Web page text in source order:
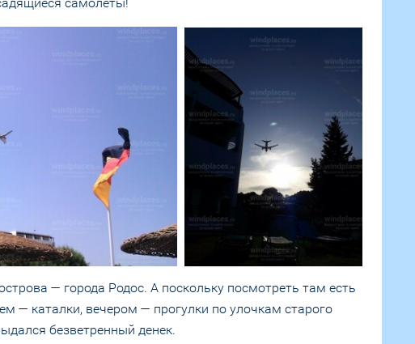
— города Родос. А поскольку посмотреть там есть
— каталки, вечером — прогулки по улочкам старого
безветренный денек.